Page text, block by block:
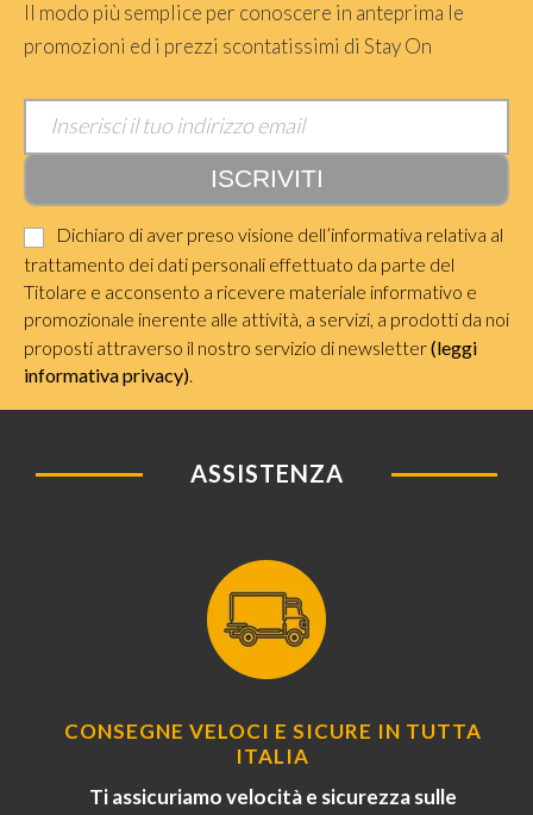
Il modo più semplice per conoscere in anteprima le
promozioni ed i prezzi scontatissimi di Stay On
Dichiaro di aver preso visione dell’informativa relativa al
trattamento dei dati personali effettuato da parte del
Titolare e acconsento a ricevere materiale informativo e
promozionale inerente alle attività, a servizi, a prodotti da noi
proposti attraverso il nostro servizio di newsletter(leggi
informativa privacy).
ASSISTENZA
CONSEGNE VELOCI E SICURE IN TUTTA
ITALIA
Ti assicuriamo velocità e sicurezza sulle